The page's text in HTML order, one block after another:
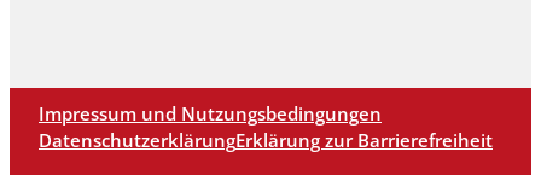
Impressum und Nutzungsbedingungen
DatenschutzerklärungErklärung zur Barrierefreiheit